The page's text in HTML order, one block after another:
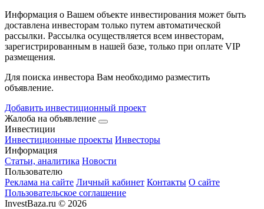
Информация о Вашем объекте инвестирования может быть
доставлена инвесторам только путем автоматической
рассылки. Рассылка осуществляется всем инвесторам,
зарегистрированным в нашей базе, только при оплате VIP
размещения.
Для поиска инвестора Вам необходимо разместить
объявление.
Добавить инвестиционный проект
Жалоба на объявление
Инвестиции
Инвестиционные проекты Инвесторы
Информация
Статьи, аналитика Новости
Пользователю
Реклама на сайте Личный кабинет Контакты О сайте
Пользовательское соглашение
InvestBaza.ru © 2026